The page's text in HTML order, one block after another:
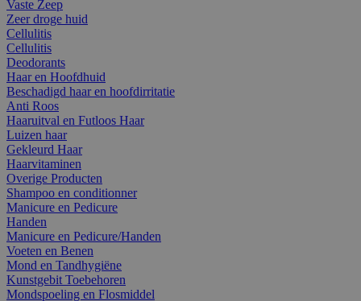
Vaste Zeep
Zeer droge huid
Cellulitis
Cellulitis
Deodorants
Haar en Hoofdhuid
Beschadigd haar en hoofdirritatie
Anti Roos
Haaruitval en Futloos Haar
Luizen haar
Gekleurd Haar
Haarvitaminen
Overige Producten
Shampoo en conditionner
Manicure en Pedicure
Handen
Manicure en Pedicure/Handen
Voeten en Benen
Mond en Tandhygiëne
Kunstgebit Toebehoren
Mondspoeling en Flosmiddel